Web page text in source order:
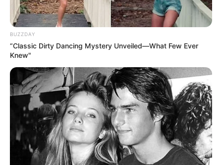
Eifeldorf
Heute ist Hohes Friedersfest (in Augsburg ein Feiertag):
Sonnabend, der 08.08.2026
ie Eifel ist eine der abwechslungsreichsten und
interessantesten
Mittelgebirgslandschaften in
Deutschland. Genau genommen besteht das zwischen
Mosel,Mittelrheinund Aachenliegende Gebiet sogar aus
mehreren sehr unterschiedlichen Geländeformen. Ein
BUZZDAY
“Classic Dirty Dancing Mystery Unveiled—What Few Ever
Knew"